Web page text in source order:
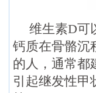
维生素D可
钙质在骨骼沉
的人，通常都
引起继发性甲